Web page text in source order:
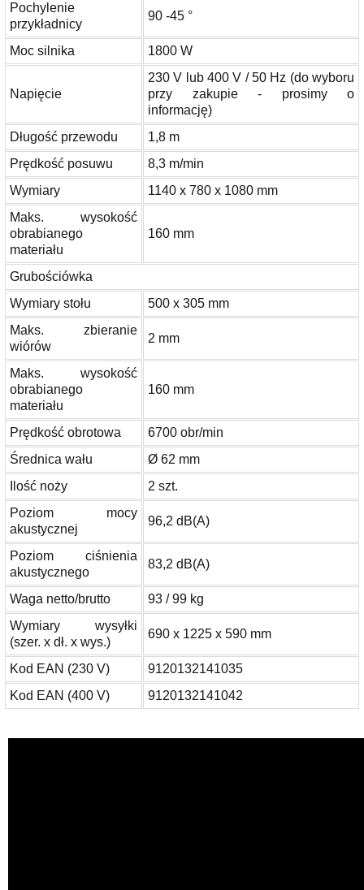
Pochylenie
przykładnicy
90 -45 °
Moc silnika 1800 W
Napięcie
230 V lub 400 V / 50 Hz (do wyboru
przy zakupie - prosimy o
informację)
Długość przewodu
1,8 m
Prędkość posuwu
8,3 m/min
Wymiary
1140 x 780 x 1080 mm
Maks. wysokość
obrabianego
materiału
160 mm
Grubościówka
Wymiary stołu
500 x 305 mm
Maks. zbieranie
wiórów
2 mm
Maks. wysokość
obrabianego
materiału
160 mm
Prędkość obrotowa
6700 obr/min
Średnica wału
Ø 62 mm
Ilość noży
2 szt.
Poziom mocy
akustycznej
96,2 dB(A)
Poziom ciśnienia
akustycznego
83,2 dB(A)
Waga netto/brutto
93 / 99 kg
Wymiary wysyłki
(szer. x dł. x wys.)
690 x 1225 x 590 mm
Kod EAN (230 V)
9120132141035
Kod EAN (400 V)
9120132141042